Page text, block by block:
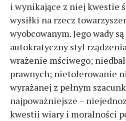
i wynikające z niej kwestie
wysiłki na rzecz
wyobcowanym. Jego wady
autokratyczny styl
wrażenie mściwego;
prawnych; nietolerowanie
wyrażanej z pełnym
najpoważniejsze –
kwestii wiary i moralności